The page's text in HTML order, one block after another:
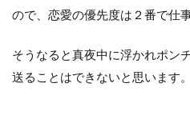
ので、恋愛の優先度は２番で仕
そうなると真夜中に浮かれポン
送ることはできないと思います。